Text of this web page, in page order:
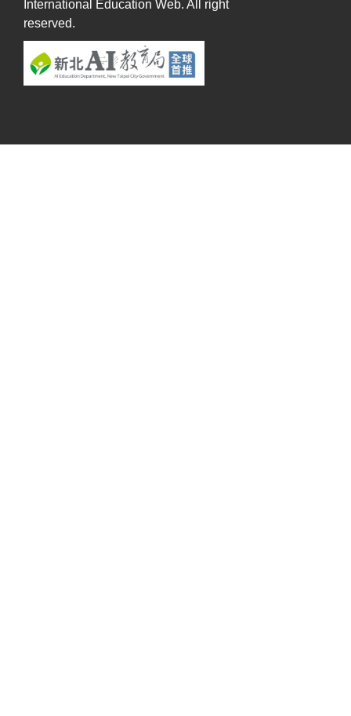
International Education Web. All right
reserved.